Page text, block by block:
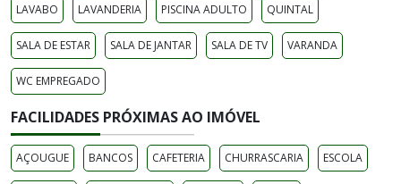
LAVABO LAVANDERIA PISCINA ADULTO QUINTAL
SALA DE ESTAR SALA DE JANTAR SALA DE TV VARANDA
WC EMPREGADO
FACILIDADES PRÓXIMAS AO IMÓVEL
AÇOUGUE BANCOS CAFETERIA CHURRASCARIA ESCOLA